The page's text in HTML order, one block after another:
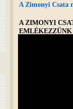
A Zimonyi Csata
A ZIMONYI